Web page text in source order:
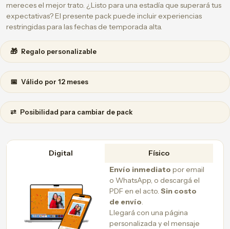
mereces el mejor trato. ¿Listo para una estadía que superará tus
expectativas? El presente pack puede incluir experiencias
restringidas para las fechas de temporada alta.
🎁 Regalo personalizable
📅 Válido por 12 meses
⇄ Posibilidad para cambiar de pack
Digital
Físico
Envío inmediato por email
o WhatsApp, o descargá el
PDF en el acto. Sin costo
de envío.
Llegará con una página
personalizada y el mensaje